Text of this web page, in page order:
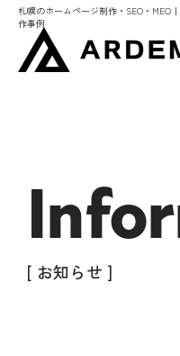
札幌のホームページ制作・SEO・MEO
作事例
[ お知らせ ]